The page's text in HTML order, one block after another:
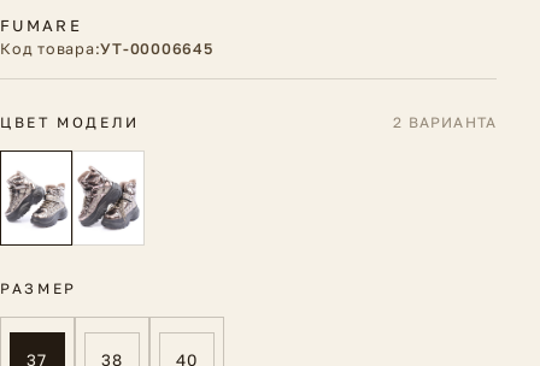
FUMARE
Код товара:УТ-00006645
ЦВЕТ МОДЕЛИ 2 ВАРИАНТА
РАЗМЕР
37 38 40